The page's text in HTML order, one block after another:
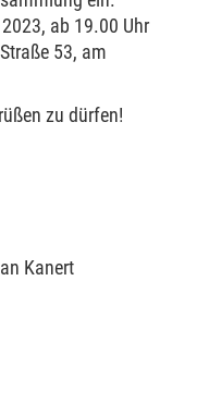
ab 19.00 Uhr
53, am
zu dürfen!
Kanert